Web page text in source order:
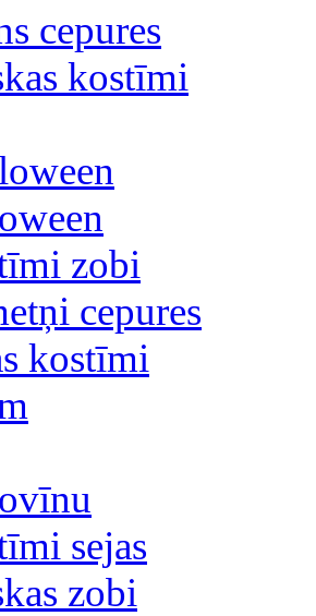
cepures
kostīmi
zobi
cepures
kostīmi
sejas
zobi